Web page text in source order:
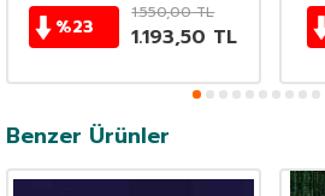
%23
1.550,00TL
1.193,50 TL
Benzer Ürünler